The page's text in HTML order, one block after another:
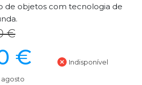
de objetos com tecnologia de
€
€ Indisponível
agosto